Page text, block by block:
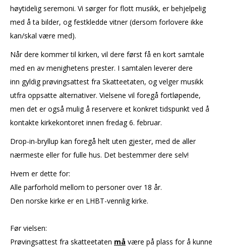
høytidelig seremoni. Vi sørger for flott musikk, er behjelpelig
med å ta bilder, og festkledde vitner (dersom forlovere ikke
kan/skal være med).
Når dere kommer til kirken, vil dere først få en kort samtale
med en av menighetens prester. I samtalen leverer dere
inn gyldig prøvingsattest fra Skatteetaten, og velger musikk
utfra oppsatte alternativer. Vielsene vil foregå fortløpende,
men det er også mulig å reservere et konkret tidspunkt ved å
kontakte kirkekontoret innen fredag 6. februar.
Drop-in-bryllup kan foregå helt uten gjester, med de aller
nærmeste eller for fulle hus. Det bestemmer dere selv!
Hvem er dette for:
Alle parforhold mellom to personer over 18 år.
Den norske kirke er en LHBT-vennlig kirke.
Før vielsen:
Prøvingsattest fra skatteetaten må være på plass for å kunne